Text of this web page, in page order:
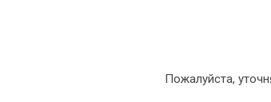
Пожалуйста,